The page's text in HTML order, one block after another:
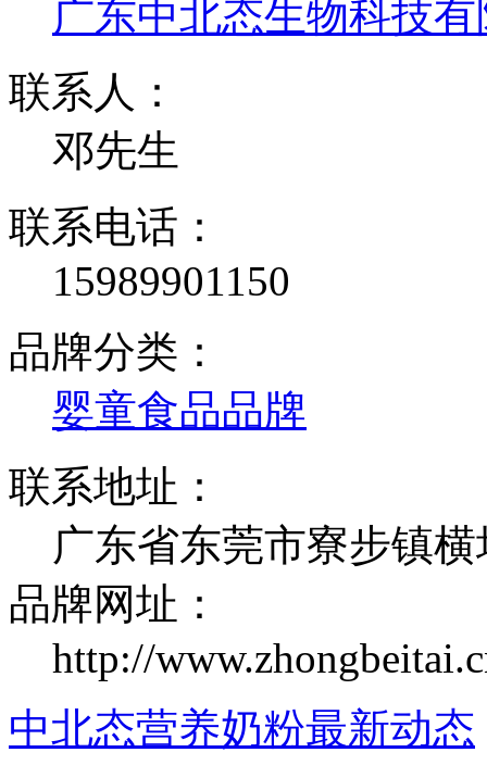
广东中北态生物科技
联系人：
邓先生
联系电话：
15989901150
品牌分类：
婴童食品品牌
联系地址：
广东省东莞市寮步镇
品牌网址：
http://
中北态营养奶粉最新动态